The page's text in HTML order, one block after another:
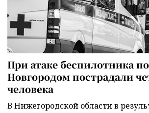
При атаке беспилотника
Новгородом пострадали
человека
В Нижегородской области в